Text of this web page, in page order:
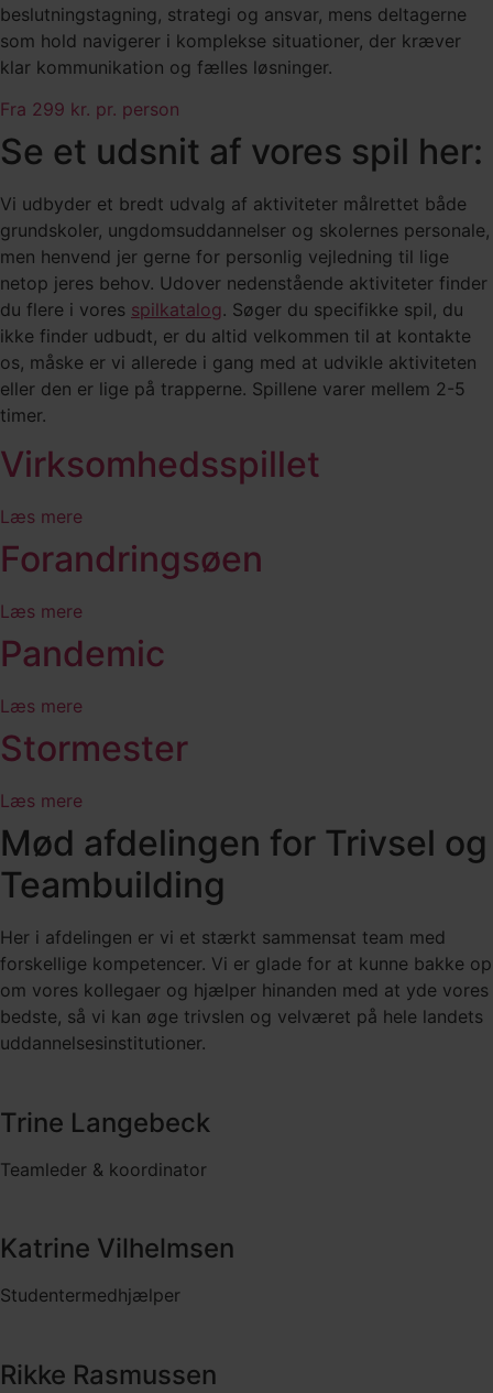
beslutningstagning, strategi og ansvar, mens deltagerne
som hold navigerer i komplekse situationer, der kræver
klar kommunikation og fælles løsninger.
Fra 299 kr. pr. person
Se et udsnit af vores spil her:
Vi udbyder et bredt udvalg af aktiviteter målrettet både
grundskoler, ungdomsuddannelser og skolernes personale,
men henvend jer gerne for personlig vejledning til lige
netop jeres behov. Udover nedenstående aktiviteter finder
du flere i vores spilkatalog. Søger du specifikke spil, du
ikke finder udbudt, er du altid velkommen til at kontakte
os, måske er vi allerede i gang med at udvikle aktiviteten
eller den er lige på trapperne. Spillene varer mellem 2-5
timer.
Virksomhedsspillet
Læs mere
Forandringsøen
Læs mere
Pandemic
Læs mere
Stormester
Læs mere
Mød afdelingen for Trivsel og
Teambuilding
Her i afdelingen er vi et stærkt sammensat team med
forskellige kompetencer. Vi er glade for at kunne bakke op
om vores kollegaer og hjælper hinanden med at yde vores
bedste, så vi kan øge trivslen og velværet på hele landets
uddannelsesinstitutioner.
Trine Langebeck
Teamleder & koordinator
Katrine Vilhelmsen
Studentermedhjælper
Rikke Rasmussen